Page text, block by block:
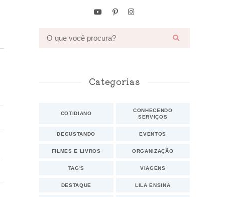
Categorias
COTIDIANO
CONHECENDO
SERVIÇOS
DEGUSTANDO EVENTOS
FILMES E LIVROS ORGANIZAÇÃO
TAG'S VIAGENS
DESTAQUE LILA ENSINA